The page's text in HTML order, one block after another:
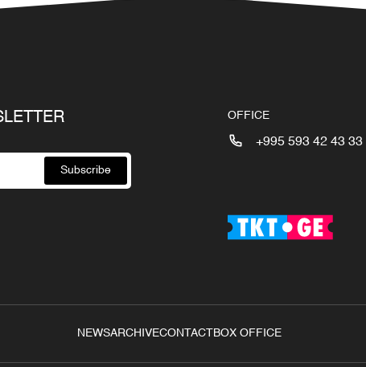
Subscribe
OFFICE
+995 593 42 43 33
NEWSARCHIVECONTACT BOX OFFICE